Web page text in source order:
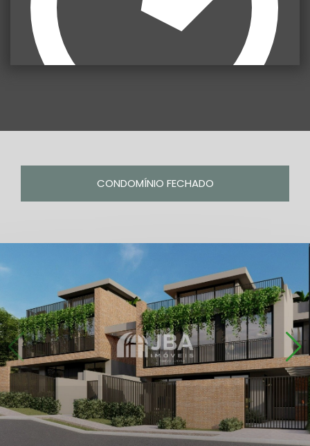
CONDOMÍNIO FECHADO